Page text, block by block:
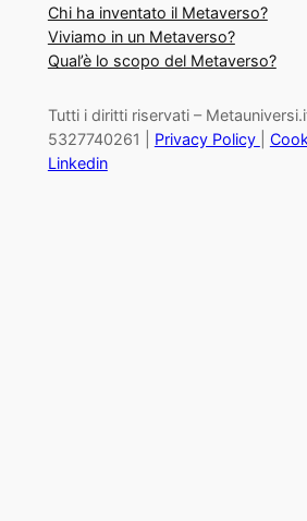
Chi ha inventato il Metaverso?
Viviamo in un Metaverso?
Qual’è lo scopo del Metaverso?
Tutti i diritti riservati –
5327740261 | Privacy Policy
Linkedin